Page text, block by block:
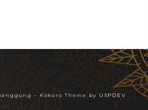
– Kokoro Theme by USPDEV